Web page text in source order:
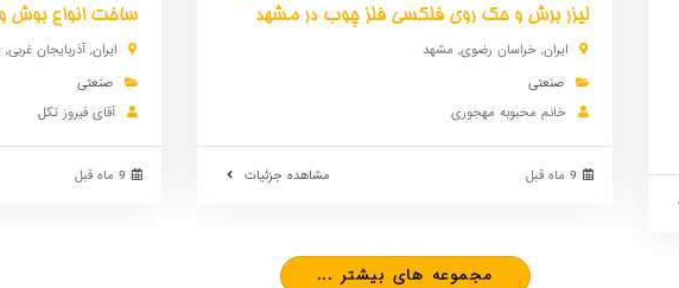
لیزر برش و حک روی فلکسی فلز چوب در مشهد
ایران, خراسان رضوی, مشهد
صنعتی
خانم محبوبه مهجوری
مشاهده جزئیات 9 ماه قبل
ساخت انواع بوش و
ایران,آذربایجان غربی,
صنعتی
آقای فیروز تکل
9 ماه قبل
مجموعه های بیشتر ...